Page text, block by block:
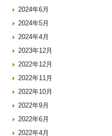
2024年6月
2024年5月
2024年4月
2023年12月
2022年12月
2022年11月
2022年10月
2022年9月
2022年6月
2022年4月